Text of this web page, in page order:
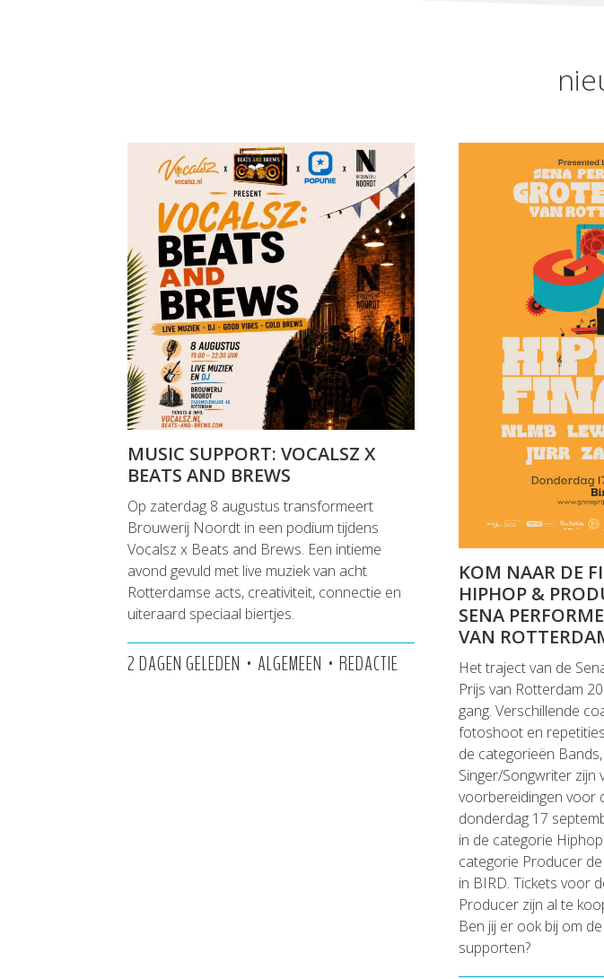
MUSIC SUPPORT: VOCALSZ X
BEATS AND BREWS
Op zaterdag 8 augustus transformeert
Brouwerij Noordt in een podium tijdens
Vocalsz x Beats and Brews. Een intieme
avond gevuld met live muziek van acht
Rotterdamse acts, creativiteit, connectie en
uiteraard speciaal biertjes.
2 DAGEN GELEDEN • ALGEMEEN • REDACTIE
KOM NAAR DE
HIPHOP &
SENA
VAN
Het traject van de
Prijs van Rotterdam
gang. Verschillende
fotoshoot en
de categorieën
Singer/Songwriter zijn
voorbereidingen voor
donderdag 17
in de categorie
categorie Producer
in BIRD. Tickets voor
Producer zijn al te
Ben jij er ook bij om
supporten?